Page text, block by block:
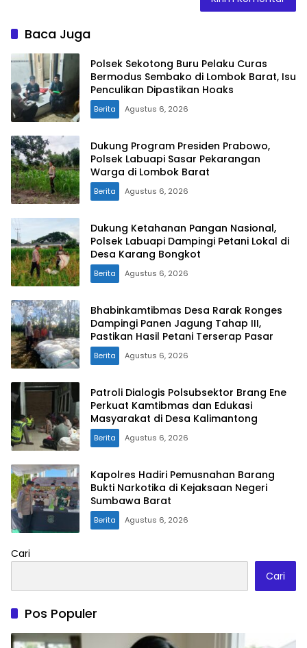
Baca Juga
Polsek Sekotong Buru Pelaku Curas
Bermodus Sembako di Lombok Barat, Isu
Penculikan Dipastikan Hoaks
Berita Agustus 6, 2026
Dukung Program Presiden Prabowo,
Polsek Labuapi Sasar Pekarangan
Warga di Lombok Barat
Berita Agustus 6, 2026
Dukung Ketahanan Pangan Nasional,
Polsek Labuapi Dampingi Petani Lokal di
Desa Karang Bongkot
Berita Agustus 6, 2026
Bhabinkamtibmas Desa Rarak Ronges
Dampingi Panen Jagung Tahap III,
Pastikan Hasil Petani Terserap Pasar
Berita Agustus 6, 2026
Patroli Dialogis Polsubsektor Brang Ene
Perkuat Kamtibmas dan Edukasi
Masyarakat di Desa Kalimantong
Berita Agustus 6, 2026
Kapolres Hadiri Pemusnahan Barang
Bukti Narkotika di Kejaksaan Negeri
Sumbawa Barat
Berita Agustus 6, 2026
Cari
Cari
Pos Populer